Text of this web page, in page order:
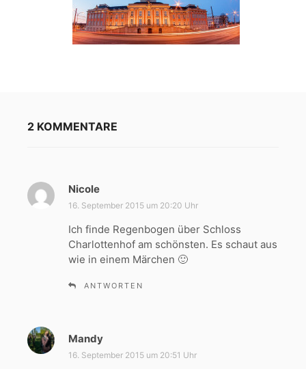
2 KOMMENTARE
Nicole
a
t
:
16. September 2015 um 20:20 Uhr
Ich finde Regenbogen über Schloss
Charlottenhof am schönsten. Es schaut aus
wie in einem Märchen 🙂
ANTWORTEN
Mandy
a
16. September 2015 um 20:51 Uhr